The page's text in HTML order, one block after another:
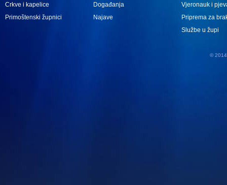
Crkve i kapelice
Primoštenski župnici
Događanja
Najave
Vjeronauk i
Priprema za
Službe u župi
© 2014